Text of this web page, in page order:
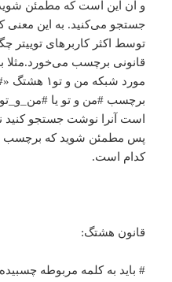
و آن این است که مطمئن
جستجو می‌کنید. به این معنی
توسط اکثر کاربرهای توییتر
قانونی برچسب
مورد شبکه
برچسب #من و تو یا
است آنرا نوشت جستجو کنید
پس مطمئن شوید که برچسب
کدام است.
قانون هشتگ:
# باید به کلمه مربوطه